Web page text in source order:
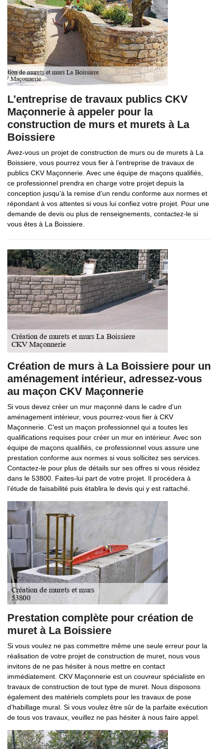
L’entreprise de travaux publics CKV
Maçonnerie à appeler pour la
construction de murs et murets à La
Boissiere
Avez-vous un projet de construction de murs ou de murets à La
Boissiere, vous pourrez vous fier à l’entreprise de travaux de
publics CKV Maçonnerie. Avec une équipe de maçons qualifiés,
ce professionnel prendra en charge votre projet depuis la
conception jusqu’à la remise d’un rendu conforme aux normes et
répondant à vos attentes si vous lui confiez votre projet. Pour une
demande de devis ou plus de renseignements, contactez-le si
vous êtes à La Boissiere.
Création de murs à La Boissiere pour un
aménagement intérieur, adressez-vous
au maçon CKV Maçonnerie
Si vous devez créer un mur maçonné dans le cadre d’un
aménagement intérieur, vous pourrez-vous fier à CKV
Maçonnerie. C’est un maçon professionnel qui a toutes les
qualifications requises pour créer un mur en intérieur. Avec son
équipe de maçons qualifiés, ce professionnel vous assure une
prestation conforme aux normes si vous sollicitez ses services.
Contactez-le pour plus de détails sur ses offres si vous résidez
dans le 53800. Faites-lui part de votre projet. Il procédera à
l’étude de faisabilité puis établira le devis qui y est rattaché.
Prestation complète pour création de
muret à La Boissiere
Si vous voulez ne pas commettre même une seule erreur pour la
réalisation de votre projet de construction de muret, nous vous
invitons de ne pas hésiter à nous mettre en contact
immédiatement. CKV Maçonnerie est un couvreur spécialiste en
travaux de construction de tout type de muret. Nous disposons
également des matériels complets pour les travaux de pose
d’habillage mural. Si vous voulez être sûr de la parfaite exécution
de tous vos travaux, veuillez ne pas hésiter à nous faire appel.